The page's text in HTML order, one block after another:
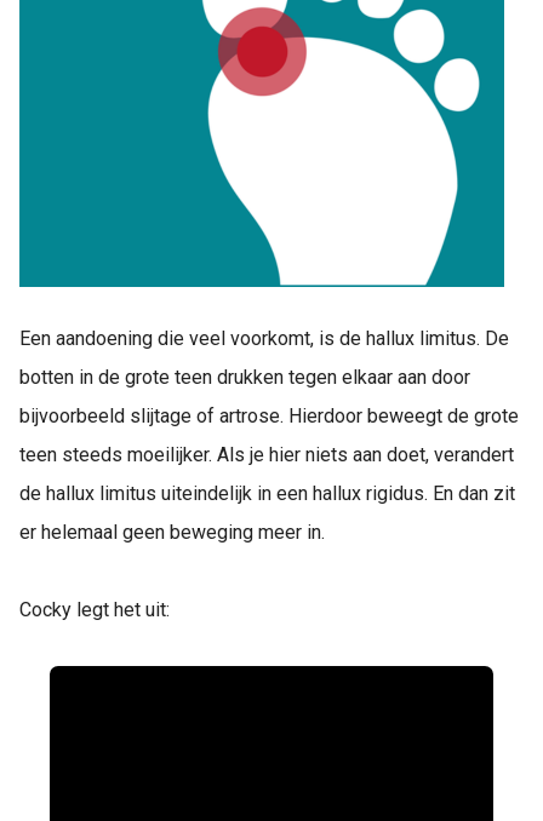
Een aandoening die veel voorkomt, is de hallux limitus. De
botten in de grote teen drukken tegen elkaar aan door
bijvoorbeeld slijtage of artrose. Hierdoor beweegt de grote
teen steeds moeilijker. Als je hier niets aan doet, verandert
de hallux limitus uiteindelijk in een hallux rigidus. En dan zit
er helemaal geen beweging meer in.
Cocky legt het uit: